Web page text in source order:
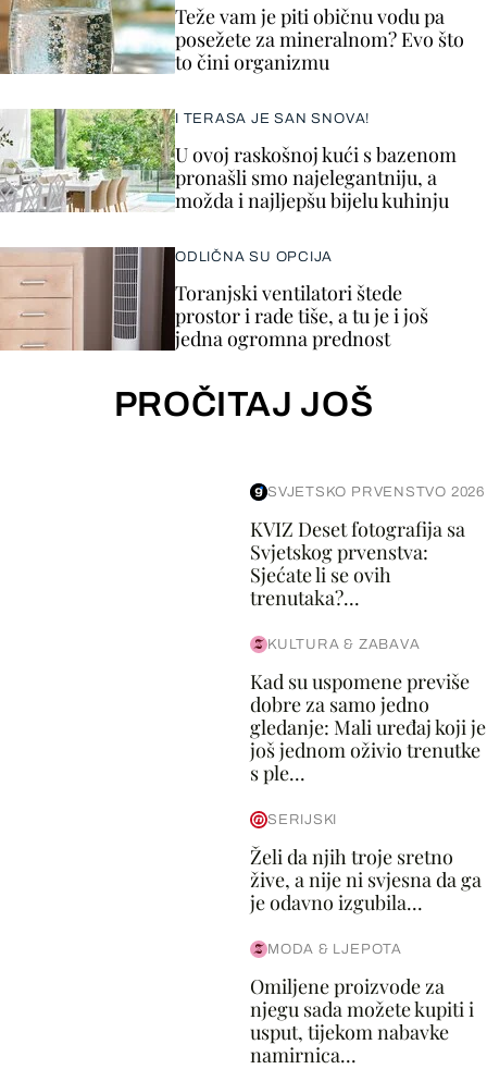
Teže vam je piti običnu vodu pa
posežete za mineralnom? Evo što
to čini organizmu
I TERASA JE SAN SNOVA!
U ovoj raskošnoj kući s bazenom
pronašli smo najelegantniju, a
možda i najljepšu bijelu kuhinju
ODLIČNA SU OPCIJA
Toranjski ventilatori štede
prostor i rade tiše, a tu je i još
jedna ogromna prednost
PROČITAJ JOŠ
SVJETSKO PRVENSTVO 2026
KVIZ Deset fotografija sa
Svjetskog prvenstva:
Sjećate li se ovih
trenutaka?...
KULTURA & ZABAVA
Kad su uspomene previše
dobre za samo jedno
gledanje: Mali uređaj koji je
još jednom oživio trenutke
s ple...
SERIJSKI
Želi da njih troje sretno
žive, a nije ni svjesna da ga
je odavno izgubila...
MODA & LJEPOTA
Omiljene proizvode za
njegu sada možete kupiti i
usput, tijekom nabavke
namirnica...